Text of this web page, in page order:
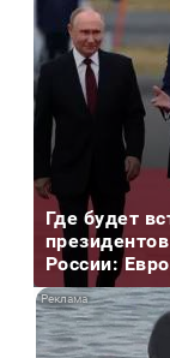
Где будет
России: